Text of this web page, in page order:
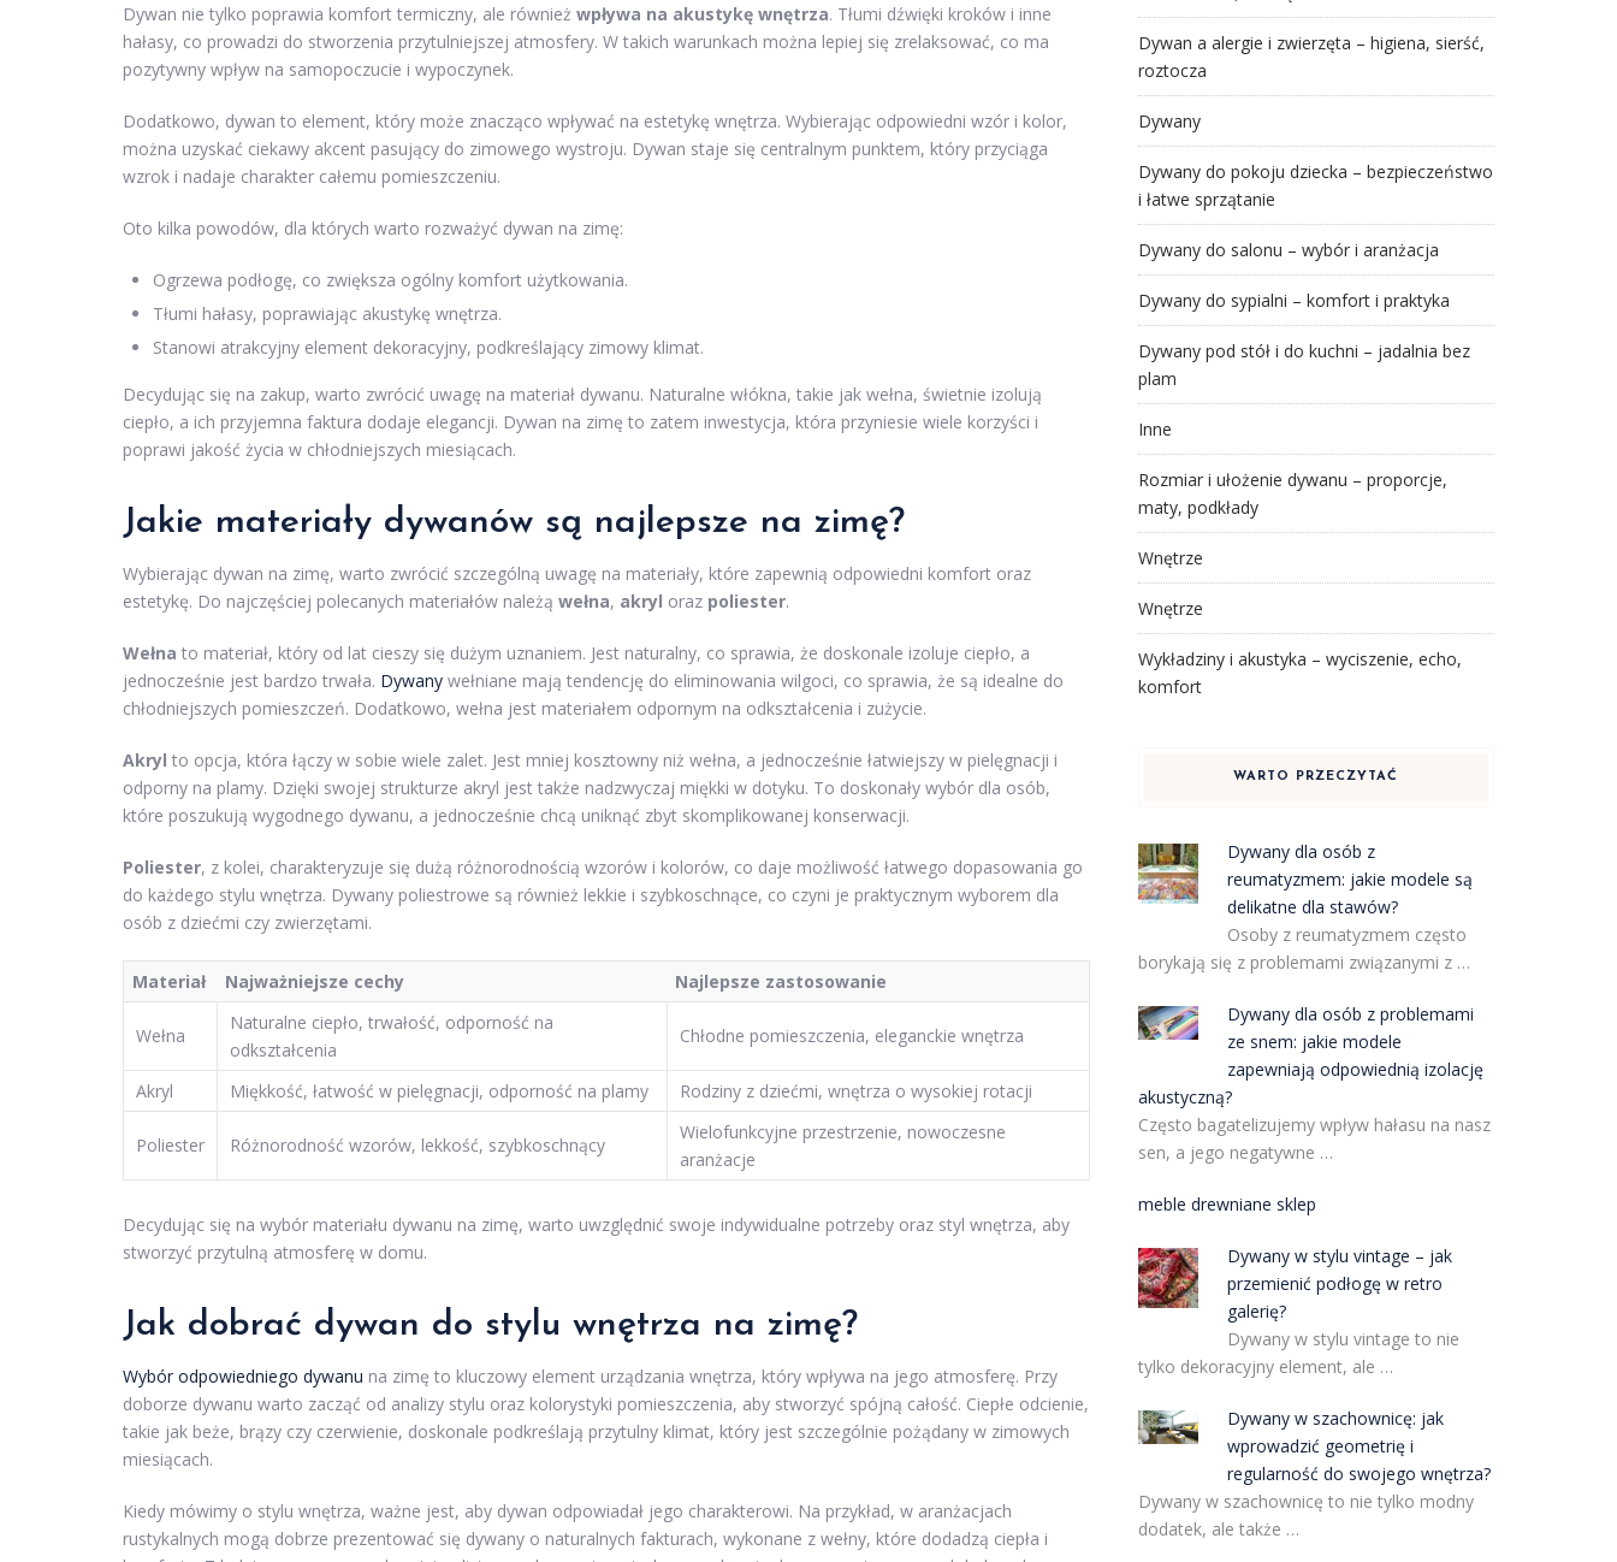
Dywan nie tylko poprawia komfort termiczny, ale również wpływa na akustykę wnętrza. Tłumi dźwięki kroków i inne
hałasy, co prowadzi do stworzenia przytulniejszej atmosfery. W takich warunkach można lepiej się zrelaksować, co ma
pozytywny wpływ na samopoczucie i wypoczynek.
Dodatkowo, dywan to element, który może znacząco wpływać na estetykę wnętrza. Wybierając odpowiedni wzór i kolor,
można uzyskać ciekawy akcent pasujący do zimowego wystroju. Dywan staje się centralnym punktem, który przyciąga
wzrok i nadaje charakter całemu pomieszczeniu.
Oto kilka powodów, dla których warto rozważyć dywan na zimę:
Ogrzewa podłogę, co zwiększa ogólny komfort użytkowania.
Tłumi hałasy, poprawiając akustykę wnętrza.
Stanowi atrakcyjny element dekoracyjny, podkreślający zimowy klimat.
Decydując się na zakup, warto zwrócić uwagę na materiał dywanu. Naturalne włókna, takie jak wełna, świetnie izolują
ciepło, a ich przyjemna faktura dodaje elegancji. Dywan na zimę to zatem inwestycja, która przyniesie wiele korzyści i
poprawi jakość życia w chłodniejszych miesiącach.
Jakie materiały dywanów są najlepsze na zimę?
Wybierając dywan na zimę, warto zwrócić szczególną uwagę na materiały, które zapewnią odpowiedni komfort oraz
estetykę. Do najczęściej polecanych materiałów należą wełna, akryl oraz poliester.
Wełna to materiał, który od lat cieszy się dużym uznaniem. Jest naturalny, co sprawia, że doskonale izoluje ciepło, a
jednocześnie jest bardzo trwała. Dywany wełniane mają tendencję do eliminowania wilgoci, co sprawia, że są idealne do
chłodniejszych pomieszczeń. Dodatkowo, wełna jest materiałem odpornym na odkształcenia i zużycie.
Akryl to opcja, która łączy w sobie wiele zalet. Jest mniej kosztowny niż wełna, a jednocześnie łatwiejszy w pielęgnacji i
odporny na plamy. Dzięki swojej strukturze akryl jest także nadzwyczaj miękki w dotyku. To doskonały wybór dla osób,
które poszukują wygodnego dywanu, a jednocześnie chcą uniknąć zbyt skomplikowanej konserwacji.
Poliester, z kolei, charakteryzuje się dużą różnorodnością wzorów i kolorów, co daje możliwość łatwego dopasowania go
do każdego stylu wnętrza. Dywany poliestrowe są również lekkie i szybkoschnące, co czyni je praktycznym wyborem dla
osób z dziećmi czy zwierzętami.
Materiał Najważniejsze cechy Najlepsze zastosowanie
Wełna
Naturalne ciepło, trwałość, odporność na
odkształcenia
Chłodne pomieszczenia, eleganckie wnętrza
Akryl Miękkość, łatwość w pielęgnacji, odporność na plamy Rodziny z dziećmi, wnętrza o wysokiej rotacji
Poliester Różnorodność wzorów, lekkość, szybkoschnący
Wielofunkcyjne przestrzenie, nowoczesne
aranżacje
Decydując się na wybór materiału dywanu na zimę, warto uwzględnić swoje indywidualne potrzeby oraz styl wnętrza, aby
stworzyć przytulną atmosferę w domu.
Jak dobrać dywan do stylu wnętrza na zimę?
Wybór odpowiedniego dywanu na zimę to kluczowy element urządzania wnętrza, który wpływa na jego atmosferę. Przy
doborze dywanu warto zacząć od analizy stylu oraz kolorystyki pomieszczenia, aby stworzyć spójną całość. Ciepłe odcienie,
takie jak beże, brązy czy czerwienie, doskonale podkreślają przytulny klimat, który jest szczególnie pożądany w zimowych
miesiącach.
Kiedy mówimy o stylu wnętrza, ważne jest, aby dywan odpowiadał jego charakterowi. Na przykład, w aranżacjach
rustykalnych mogą dobrze prezentować się dywany o naturalnych fakturach, wykonane z wełny, które dodadzą ciepła i
Dywan a alergie i zwierzęta – higiena, sierść,
roztocza
Dywany
Dywany do pokoju dziecka – bezpieczeństwo
i łatwe sprzątanie
Dywany do salonu – wybór i aranżacja
Dywany do sypialni – komfort i praktyka
Dywany pod stół i do kuchni – jadalnia bez
plam
Inne
Rozmiar i ułożenie dywanu – proporcje,
maty, podkłady
Wnętrze
Wnętrze
Wykładziny i akustyka – wyciszenie, echo,
komfort
WARTO PRZECZYTAĆ
Dywany dla osób z
reumatyzmem: jakie modele są
delikatne dla stawów?
Osoby z reumatyzmem często
borykają się z problemami związanymi z …
Dywany dla osób z problemami
ze snem: jakie modele
zapewniają odpowiednią izolację
akustyczną?
Często bagatelizujemy wpływ hałasu na nasz
sen, a jego negatywne …
meble drewniane sklep
Dywany w stylu vintage – jak
przemienić podłogę w retro
galerię?
Dywany w stylu vintage to nie
tylko dekoracyjny element, ale …
Dywany w szachownicę: jak
wprowadzić geometrię i
regularność do swojego wnętrza?
Dywany w szachownicę to nie tylko modny
dodatek, ale także …